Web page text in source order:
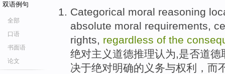
双语例句
全部
口语
书面语
论文
Categorical moral reasoning
absolute moral requirements,
rights, regardless of the
绝对主义道德推理认为,是否道
决于绝对明确的义务与权利，而